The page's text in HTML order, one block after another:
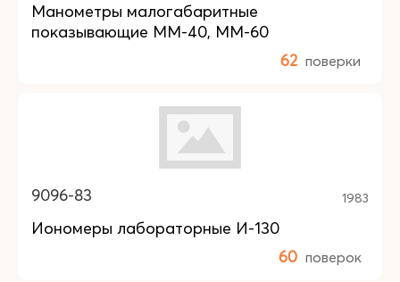
Манометры малогабаритные
показывающие ММ-40, ММ-60
62 поверки
9096-83 1983
Иономеры лабораторные И-130
60 поверок